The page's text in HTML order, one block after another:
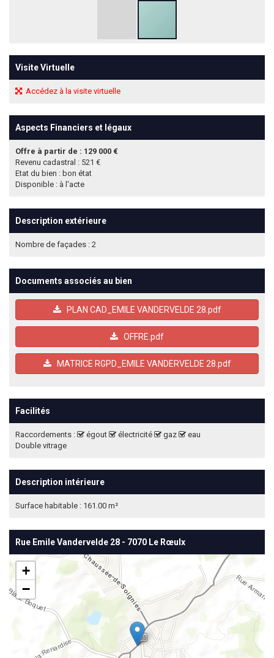
Visite Virtuelle
Accédez à la visite virtuelle
Aspects Financiers et légaux
Offre à partir de : 129 000 €
Revenu cadastral : 521 €
Etat du bien : bon état
Disponible : à l'acte
Description extérieure
Nombre de façades : 2
Documents associés au bien
PLAN CAD_EMILE VANDERVELDE 28.pdf
OFFRE.pdf
MATRICE RGPD_EMILE VANDERVELDE 28.pdf
Facilités
Raccordements : égout électricité gaz
eau
Double vitrage
Description intérieure
Surface habitable : 161.00 m²
Rue Emile Vandervelde 28 - 7070 Le Rœulx
+
−